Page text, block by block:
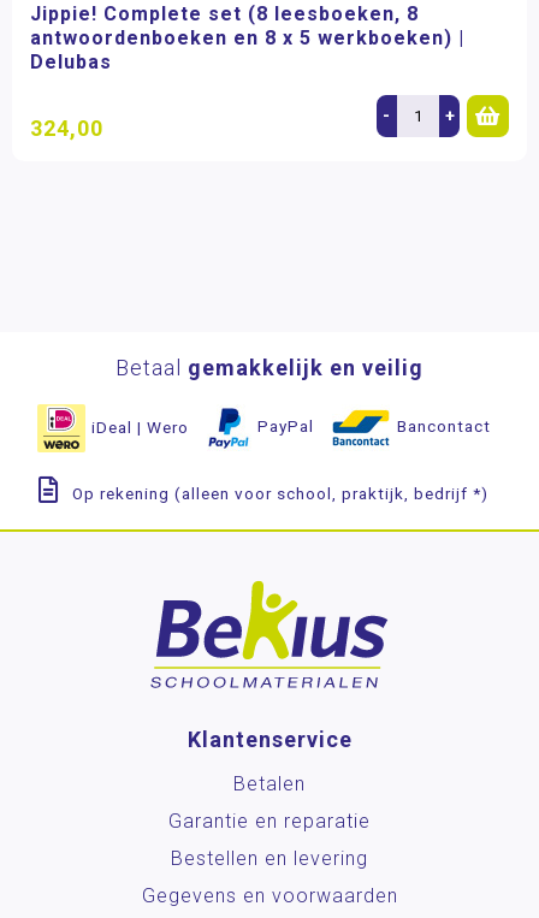
Jippie! Complete set (8 leesboeken, 8
antwoordenboeken en 8 x 5 werkboeken) |
Delubas
324,00 - +
Betaal gemakkelijk en veilig
iDeal | Wero PayPal Bancontact
Op rekening (alleen voor school, praktijk, bedrijf *)
Klantenservice
Betalen
Garantie en reparatie
Bestellen en levering
Gegevens en voorwaarden